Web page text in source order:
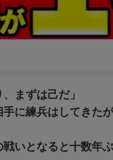
攻略編
まずは己だ」
手に練兵はしてきた
戦いとなると十数年ぶ